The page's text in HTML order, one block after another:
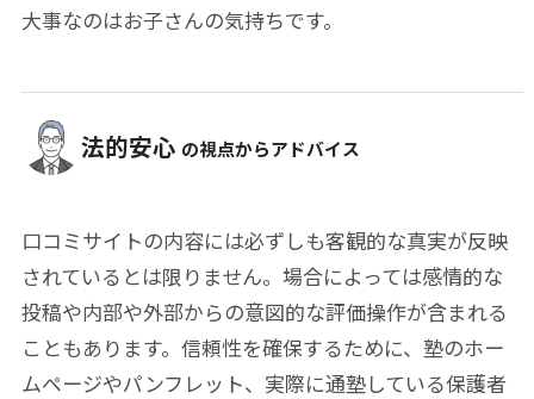
大事なのはお子さんの気持ちです。
法的安心 の視点からアドバイス
口コミサイトの内容には必ずしも客観的な真実が反映
されているとは限りません。場合によっては感情的な
投稿や内部や外部からの意図的な評価操作が含まれる
こともあります。信頼性を確保するために、塾のホー
ムページやパンフレット、実際に通塾している保護者